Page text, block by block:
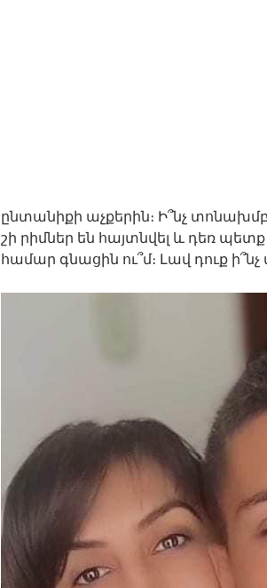
ընտանիքի աչքերին։ Ի՞նչ
շի րիմներ են հայտնվել և դեռ
համար գնացին ու՞մ։ Լավ դուք